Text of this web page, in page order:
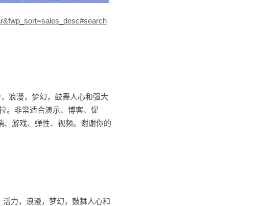
浪漫，梦幻，鼓舞人心和强大
。非常适合演示、博客、促
游戏、弹性、视频。谢谢你的
力，浪漫，梦幻，鼓舞人心和